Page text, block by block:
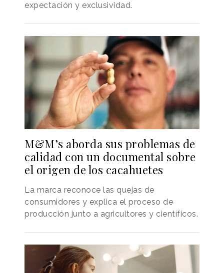
expectación y exclusividad.
M&M’s aborda sus problemas de
calidad con un documental sobre
el origen de los cacahuetes
La marca reconoce las quejas de
consumidores y explica el proceso de
producción junto a agricultores y científicos.